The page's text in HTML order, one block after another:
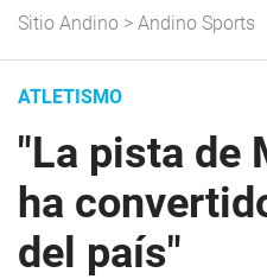
Sitio Andino > Andino Sports
ATLETISMO
"La pista de
ha
del país"